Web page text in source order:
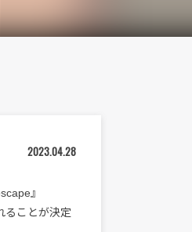
2023.04.28
』
ることが決定